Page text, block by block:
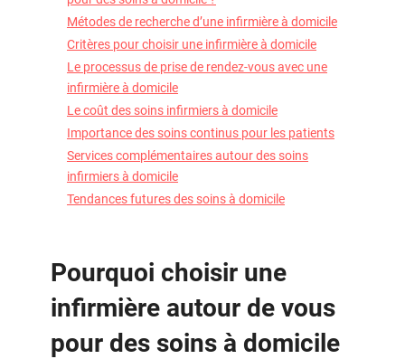
Métodes de recherche d’une infirmière à domicile
Critères pour choisir une infirmière à domicile
Le processus de prise de rendez-vous avec une
infirmière à domicile
Le coût des soins infirmiers à domicile
Importance des soins continus pour les patients
Services complémentaires autour des soins
infirmiers à domicile
Tendances futures des soins à domicile
Pourquoi choisir une
infirmière autour de vous
pour des soins à domicile